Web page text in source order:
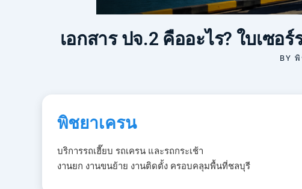
เอกสาร ปจ.2 คืออะไร? ใบเซอ
BY
พิชยาเครน
บริการรถเฮี๊ยบ รถเครน และรถกระเช้า
งานยก งานขนย้าย งานติดตั้ง ครอบคลุมพื้นที่ชลบุรี